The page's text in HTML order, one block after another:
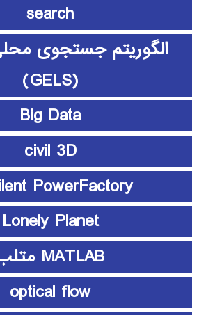
search
الگوریتم جستجوی
(GELS)
Big Data
civil 3D
PowerFactory
Lonely Planet
MATLAB متلب
optical flow